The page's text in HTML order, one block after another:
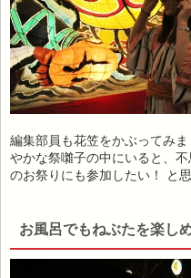
編集部員も花笠をかぶってみ
やかな祭囃子の中にいると、
のお祭りにも参加したい！ と
お風呂でもねぶたを楽し